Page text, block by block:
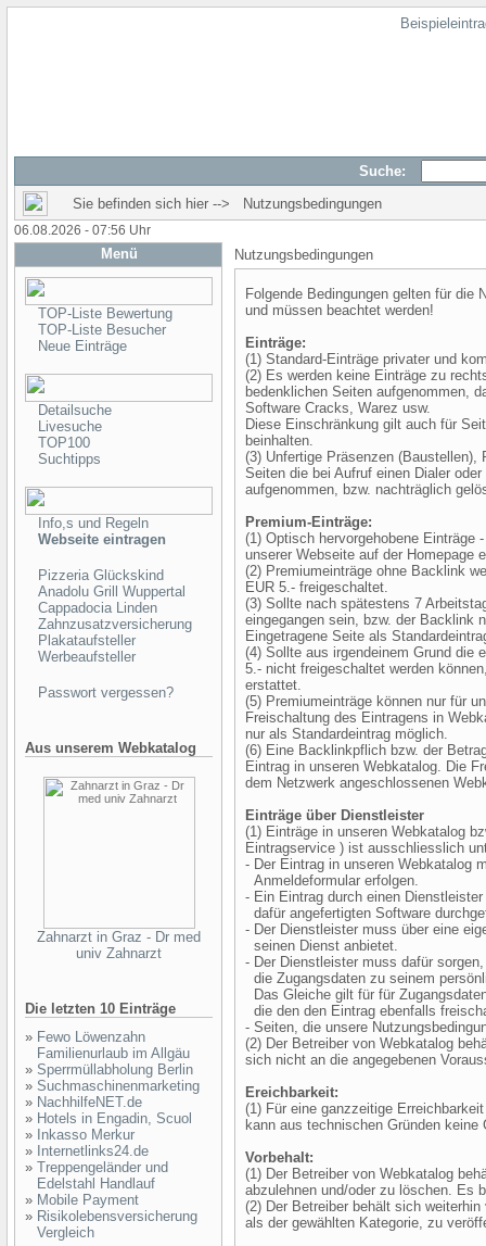
Suche:
Sie befinden sich hier --> Nutzungsbedingungen
06.08.2026 - 07:56 Uhr
Menü
TOP-Liste Bewertung
TOP-Liste Besucher
Neue Einträge
Detailsuche
Livesuche
TOP100
Suchtipps
Info,s und Regeln
Webseite eintragen
Pizzeria Glückskind
Anadolu Grill Wuppertal
Cappadocia Linden
Zahnzusatzversicherung
Plakataufsteller
Werbeaufsteller
Passwort vergessen?
Aus unserem Webkatalog
Zahnarzt in Graz - Dr med
univ Zahnarzt
Die letzten 10 Einträge
» Fewo Löwenzahn
Familienurlaub im Allgäu
» Sperrmüllabholung Berlin
» Suchmaschinenmarketing
» NachhilfeNET.de
» Hotels in Engadin, Scuol
» Inkasso Merkur
» Internetlinks24.de
» Treppengeländer und
Edelstahl Handlauf
» Mobile Payment
» Risikolebensversicherung
Vergleich
Nutzungsbedingungen
Folgende Bedingungen gelten für die
und müssen beachtet werden!
Einträge:
(1) Standard-Einträge privater und
(2) Es werden keine Einträge zu
bedenklichen Seiten aufgenommen,
Software Cracks, Warez usw.
Diese Einschränkung gilt auch für
beinhalten.
(3) Unfertige Präsenzen (Baustellen),
Seiten die bei Aufruf einen Dialer
aufgenommen, bzw. nachträglich
Premium-Einträge:
(1) Optisch hervorgehobene
unserer Webseite auf der Homepage
(2) Premiumeinträge ohne Backlink
EUR 5.- freigeschaltet.
(3) Sollte nach spätestens 7
eingegangen sein, bzw. der Backlink
Eingetragene Seite als
(4) Sollte aus irgendeinem Grund die
5.- nicht freigeschaltet werden
erstattet.
(5) Premiumeinträge können nur für
Freischaltung des Eintragens in
nur als Standardeintrag möglich.
(6) Eine Backlinkpflich bzw. der
Eintrag in unseren Webkatalog. Die
dem Netzwerk angeschlossenen
Einträge über Dienstleister
(1) Einträge in unseren Webkatalog
Eintragservice ) ist ausschliesslich
- Der Eintrag in unseren Webkatalog
Anmeldeformular erfolgen.
- Ein Eintrag durch einen
dafür angefertigten Software
- Der Dienstleister muss über eine
seinen Dienst anbietet.
- Der Dienstleister muss dafür
die Zugangsdaten zu seinem
Das Gleiche gilt für für
die den den Eintrag ebenfalls
- Seiten, die unsere
(2) Der Betreiber von Webkatalog
sich nicht an die angegebenen
Ereichbarkeit:
(1) Für eine ganzzeitige
kann aus technischen Gründen keine
Vorbehalt:
(1) Der Betreiber von Webkatalog
abzulehnen und/oder zu löschen. Es
(2) Der Betreiber behält sich
als der gewählten Kategorie, zu